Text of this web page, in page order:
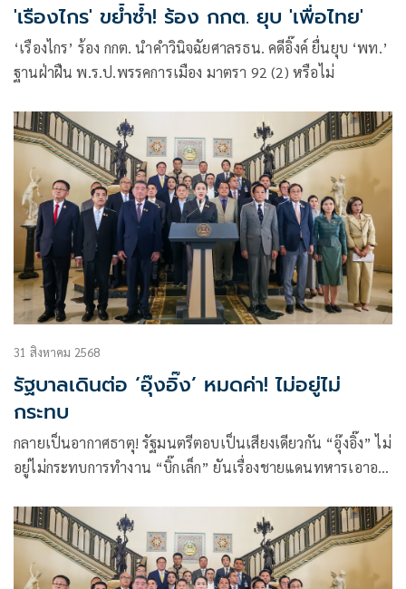
'เรืองไกร' ขย้ำซ้ำ! ร้อง กกต. ยุบ 'เพื่อไทย'
‘เรืองไกร’ ร้อง กกต. นำคำวินิจฉัยศาลรธน. คดีอิ๊งค์ ยื่นยุบ ‘พท.’
ฐานฝ่าฝืน พ.ร.ป.พรรคการเมือง มาตรา 92 (2) หรือไม่
31 สิงหาคม 2568
รัฐบาลเดินต่อ ‘อุ๊งอิ๊ง’ หมดค่า! ไม่อยู่ไม่
กระทบ
กลายเป็นอากาศธาตุ! รัฐมนตรีตอบเป็นเสียงเดียวกัน “อุ๊งอิ๊ง” ไม่
อยู่ไม่กระทบการทำงาน “บิ๊กเล็ก” ยันเรื่องชายแดนทหารเอาอยู่
เจรจาสหรัฐไม่สะดุด